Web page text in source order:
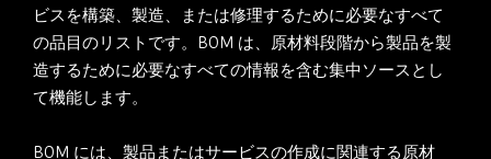
ビスを構築、製造、または修理するために必要なすべて
の品目のリストです。BOM は、原材料段階から製品を製
造するために必要なすべての情報を含む集中ソースとし
て機能します。
BOM には、製品またはサービスの作成に関連する原材